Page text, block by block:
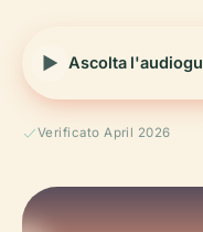
Ascolta
Verificato April 2026